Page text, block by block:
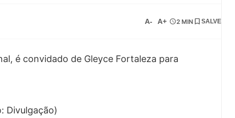
A- A+ 2 MIN SALVE
Divulgação)